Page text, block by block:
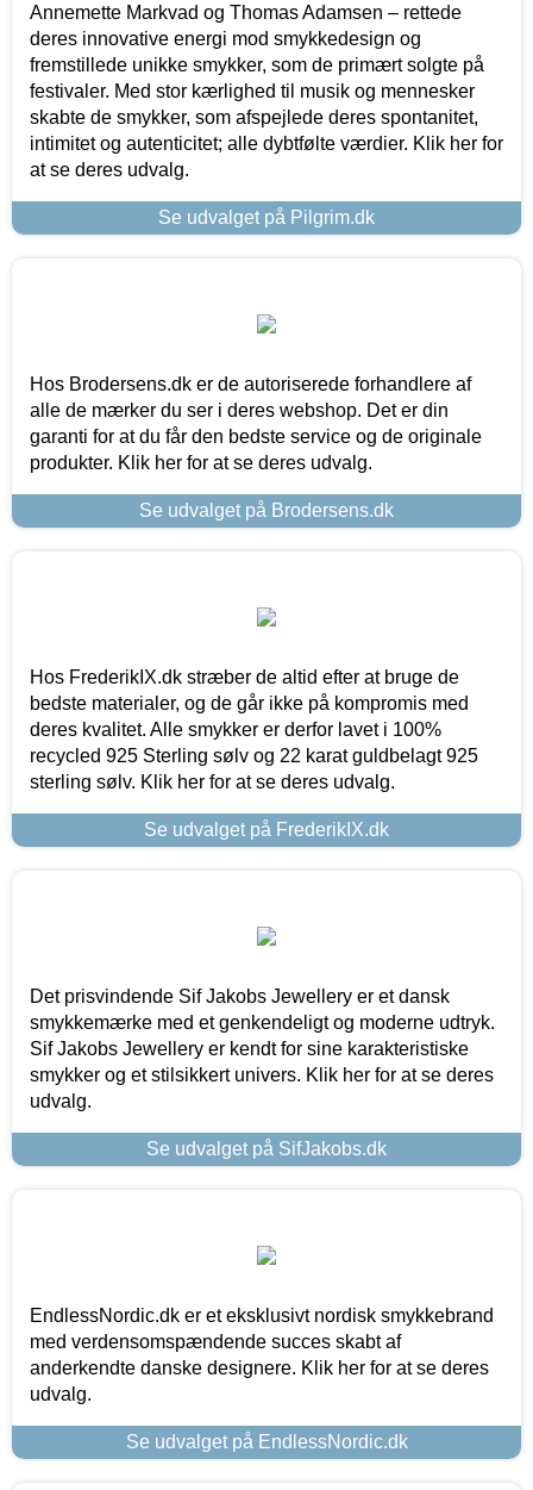
Annemette Markvad og Thomas Adamsen – rettede
deres innovative energi mod smykkedesign og
fremstillede unikke smykker, som de primært solgte på
festivaler. Med stor kærlighed til musik og mennesker
skabte de smykker, som afspejlede deres spontanitet,
intimitet og autenticitet; alle dybtfølte værdier. Klik her for
at se deres udvalg.
Se udvalget på Pilgrim.dk
Hos Brodersens.dk er de autoriserede forhandlere af
alle de mærker du ser i deres webshop. Det er din
garanti for at du får den bedste service og de originale
produkter. Klik her for at se deres udvalg.
Se udvalget på Brodersens.dk
Hos FrederikIX.dk stræber de altid efter at bruge de
bedste materialer, og de går ikke på kompromis med
deres kvalitet. Alle smykker er derfor lavet i 100%
recycled 925 Sterling sølv og 22 karat guldbelagt 925
sterling sølv. Klik her for at se deres udvalg.
Se udvalget på FrederikIX.dk
Det prisvindende Sif Jakobs Jewellery er et dansk
smykkemærke med et genkendeligt og moderne udtryk.
Sif Jakobs Jewellery er kendt for sine karakteristiske
smykker og et stilsikkert univers. Klik her for at se deres
udvalg.
Se udvalget på SifJakobs.dk
EndlessNordic.dk er et eksklusivt nordisk smykkebrand
med verdensomspændende succes skabt af
anderkendte danske designere. Klik her for at se deres
udvalg.
Se udvalget på EndlessNordic.dk